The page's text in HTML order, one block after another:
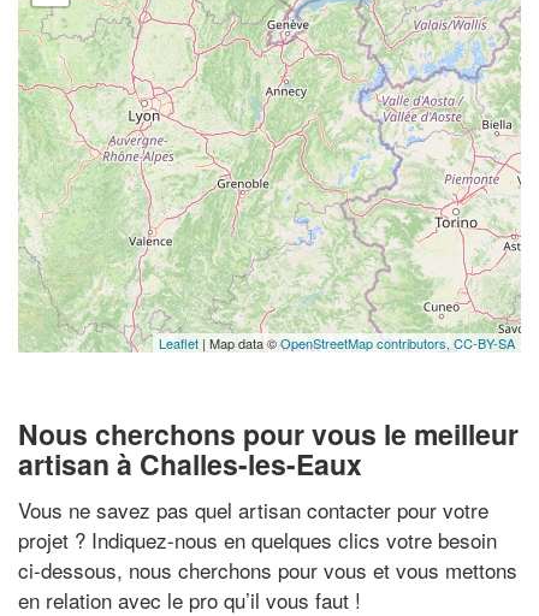
Leaflet | Map data ©OpenStreetMap contributors, CC-BY-SA
Nous cherchons pour vous le meilleur
artisan à Challes-les-Eaux
Vous ne savez pas quel artisan contacter pour votre
projet ? Indiquez-nous en quelques clics votre besoin
ci-dessous, nous cherchons pour vous et vous mettons
en relation avec le pro qu’il vous faut !